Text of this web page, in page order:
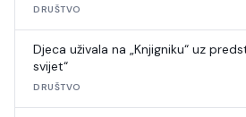
DRUŠTVO
Djeca uživala na „Knjigniku“ uz
svijet“
DRUŠTVO